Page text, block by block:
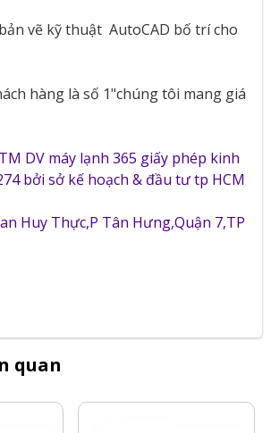
vẽ kỹ thuật AutoCAD bố trí cho
hàng là số 1"chúng tôi mang giá
DV máy lạnh 365 giấy phép kinh
bởi sở kế hoạch & đầu tư tp HCM
Huy Thực,P Tân Hưng,Quận 7,TP
quan